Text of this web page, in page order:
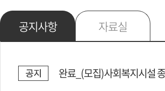
공지사항 자료실